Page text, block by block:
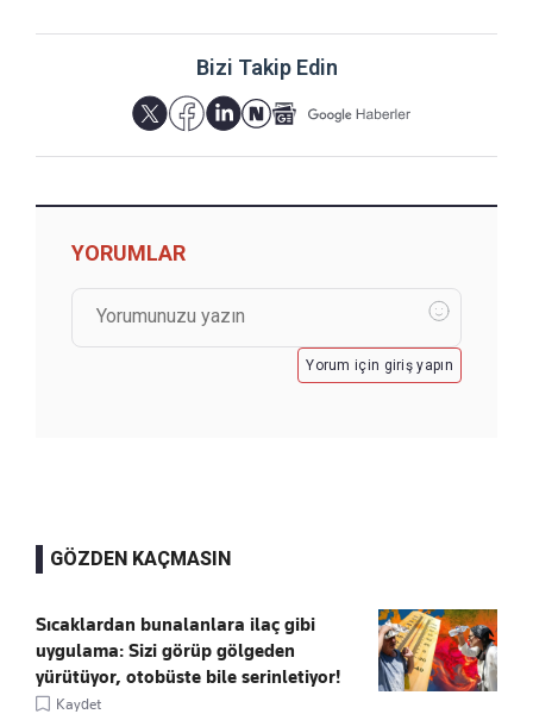
Bizi Takip Edin
YORUMLAR
Yorum için giriş yapın
GÖZDEN KAÇMASIN
Sıcaklardan bunalanlara ilaç gibi
uygulama: Sizi görüp gölgeden
yürütüyor, otobüste bile serinletiyor!
Kaydet